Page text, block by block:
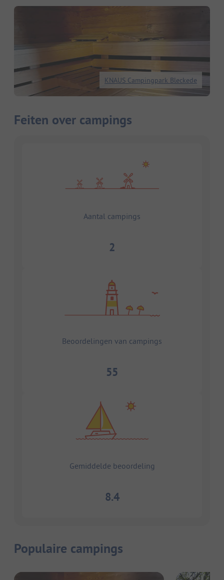
KNAUS Campingpark Bleckede
Feiten over campings
Aantal campings
2
Beoordelingen van campings
55
Gemiddelde beoordeling
8.4
Populaire campings